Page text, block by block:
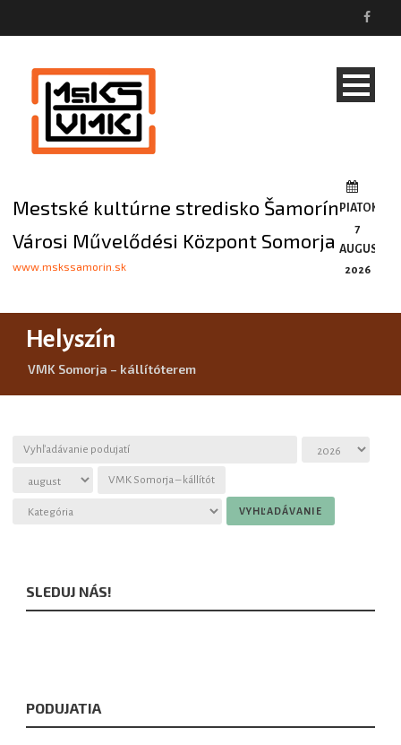
Magyar
Mestské kultúrne stredisko Šamorín
Városi Művelődési Központ Somorja
www.mskssamorin.sk
PIATOK,
7
AUGUSTA,
2026
Helyszín
VMK Somorja – kállítóterem
SLEDUJ NÁS!
PODUJATIA